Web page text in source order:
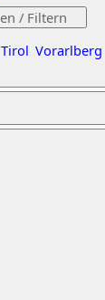
Tirol Vorarlberg